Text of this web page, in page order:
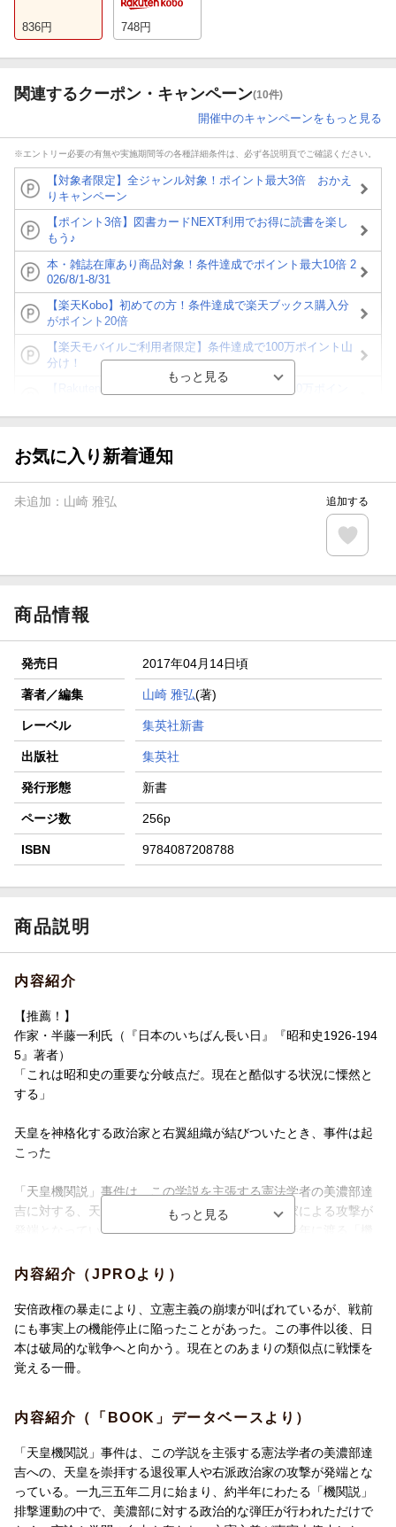
836円 748円
関連するクーポン・キャンペーン(10件)
開催中のキャンペーンをもっと見る
※エントリー必要の有無や実施期間等の各種詳細条件は、必ず各説明頁でご確認ください。
【対象者限定】全ジャンル対象！ポイント最大3倍 おかえ
りキャンペーン
【ポイント3倍】図書カードNEXT利用でお得に読書を楽し
もう♪
本・雑誌在庫あり商品対象！条件達成でポイント最大10倍 2
026/8/1-8/31
【楽天Kobo】初めての方！条件達成で楽天ブックス購入分
がポイント20倍
【楽天モバイルご利用者限定】条件達成で100万ポイント山
分け！
が当たる！
楽天モバイル紹介キャンペーンの拡散で300円OFFクーポン
条件達成で楽天限定・宝塚歌劇 宙組貸切公演ペアチケット
お気に入り新着通知
未追加： 山崎 雅弘 追加する
商品情報
発売日 2017年04月14日頃
著者／編集 山崎 雅弘(著)
レーベル 集英社新書
出版社 集英社
発行形態 新書
ページ数 256p
ISBN 9784087208788
商品説明
内容紹介
【推薦！】
作家・半藤一利氏（『日本のいちばん長い日』『昭和史1926-194
5』著者）
「これは昭和史の重要な分岐点だ。現在と酷似する状況に慄然と
する」
天皇を神格化する政治家と右翼組織が結びついたとき、事件は起
こった
「天皇機関説」事件は、この学説を主張する憲法学者の美濃部達
吉に対する、天皇を崇拝する退役軍人や右派政治家による攻撃が
発端となっている。一九三五年二月に始まり、約半年に渡る「機
だけでなく、言論や学問の自由も奪われ、立憲主義が事実上停止
本は破局的な戦争へと突き進む。
この事件は、社会がどのように「壊れて」いくのかを物語る昭和
史の重要な分岐点である。現在の政治・社会状況との類似点に戦
慄が走る……！
第一章 政治的攻撃の標的となった美濃部達吉
1 貴族院の菊池武夫が口火を切った美濃部攻撃
2 美濃部攻撃の陰の仕掛け人・蓑田胸喜
3 美濃部達吉が述べた「一身上の弁明」
4 当代随一の憲法学者・美濃部達吉
5 国会の内外でエスカレートする「美濃部叩き」
内容紹介（JPROより）
安倍政権の暴走により、立憲主義の崩壊が叫ばれているが、戦前
にも事実上の機能停止に陥ったことがあった。この事件以後、日
本は破局的な戦争へと向かう。現在とのあまりの類似点に戦慄を
覚える一冊。
内容紹介（「BOOK」データベースより）
「天皇機関説」事件は、この学説を主張する憲法学者の美濃部達
吉への、天皇を崇拝する退役軍人や右派政治家の攻撃が発端とな
っている。一九三五年二月に始まり、約半年にわたる「機関説」
排撃運動の中で、美濃部に対する政治的な弾圧が行われただけで